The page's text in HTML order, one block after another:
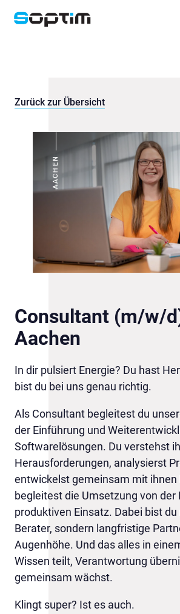
Zurück zur Übersicht
AACHEN
Consultant (m/w/
Aachen
In dir pulsiert Energie? Du hast
bist du bei uns genau richtig.
Als Consultant begleitest du
der Einführung und
Softwarelösungen. Du verstehst
Herausforderungen, analysierst
entwickelst gemeinsam mit ihnen
begleitest die Umsetzung von der
produktiven Einsatz. Dabei bist
Berater, sondern langfristige
Augenhöhe. Und das alles in
Wissen teilt, Verantwortung
gemeinsam wächst.
Klingt super? Ist es auch.